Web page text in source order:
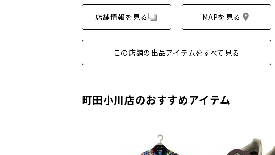
店舗情報を見る MAPを見る
この店舗の出品アイテムをすべて見る
町田小川店のおすすめアイテム